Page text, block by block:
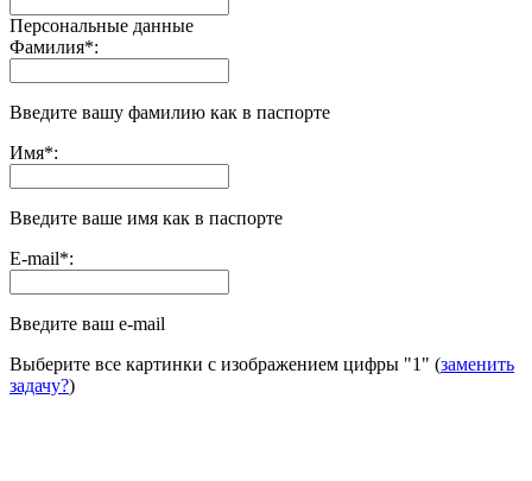
Персональные данные
Фамилия*:
Введите вашу фамилию как в паспорте
Имя*:
Введите ваше имя как в паспорте
E-mail*:
Введите ваш e-mail
Выберите все картинки с изображением цифры "1" (заменить
задачу?)